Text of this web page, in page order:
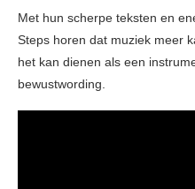
Met hun scherpe teksten en
Steps horen dat muziek meer
het kan dienen als een
bewustwording.